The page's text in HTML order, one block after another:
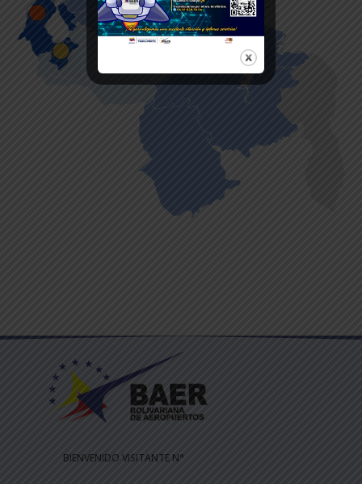
BIENVENIDO VISITANTE N°